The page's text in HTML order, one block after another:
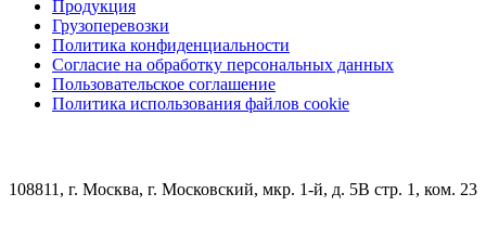
Продукция
Грузоперевозки
Политика конфиденциальности
Согласие на обработку персональных данных
Пользовательское соглашение
Политика использования файлов cookie
108811, г. Москва, г. Московский, мкр. 1-й, д. 5В стр. 1, ком. 23